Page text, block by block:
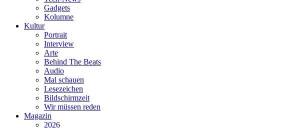
Gadgets
Kolumne
Kultur
Portrait
Interview
Arte
Behind The Beats
Audio
Mal schauen
Lesezeichen
Bildschirmzeit
Wir müssen reden
Magazin
2026